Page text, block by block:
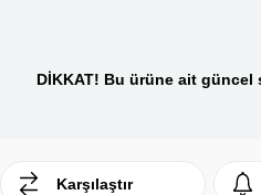
DİKKAT! Bu ürüne ait
Karşılaştır